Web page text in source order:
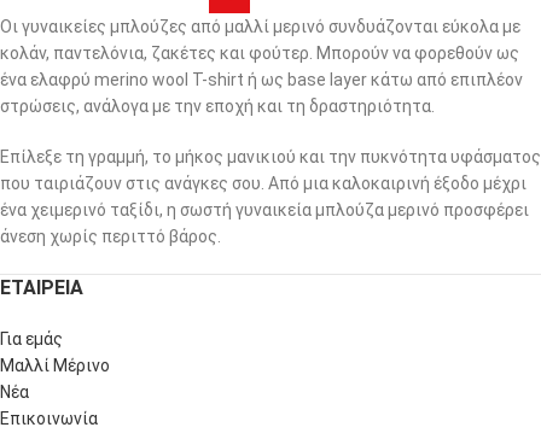
Οι γυναικείες μπλούζες από μαλλί μερινό συνδυάζονται εύκολα με
κολάν, παντελόνια, ζακέτες και φούτερ. Μπορούν να φορεθούν ως
ένα ελαφρύ merino wool T-shirt ή ως base layer κάτω από επιπλέον
στρώσεις, ανάλογα με την εποχή και τη δραστηριότητα.
Επίλεξε τη γραμμή, το μήκος μανικιού και την πυκνότητα υφάσματος
που ταιριάζουν στις ανάγκες σου. Από μια καλοκαιρινή έξοδο μέχρι
ένα χειμερινό ταξίδι, η σωστή γυναικεία μπλούζα μερινό προσφέρει
άνεση χωρίς περιττό βάρος.
ΕΤΑΙΡΕΙΑ
Για εμάς
Μαλλί Μέρινο
Νέα
Επικοινωνία